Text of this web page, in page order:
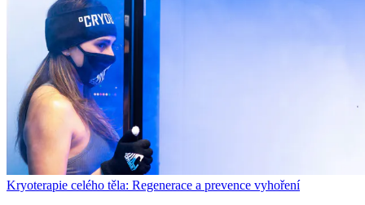
Kryoterapie celého těla: Regenerace a prevence vyhoření